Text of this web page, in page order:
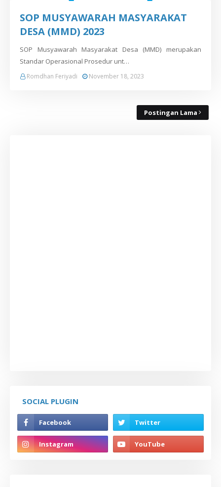
SOP MUSYAWARAH MASYARAKAT
DESA (MMD) 2023
SOP Musyawarah Masyarakat Desa (MMD) merupakan
Standar Operasional Prosedur unt…
Romdhan Feriyadi November 18, 2023
Postingan Lama
SOCIAL PLUGIN